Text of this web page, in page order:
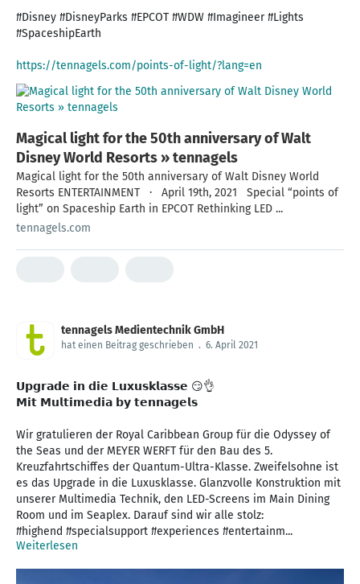
#Disney #DisneyParks #EPCOT #WDW #Imagineer #Lights
#SpaceshipEarth
https://tennagels.com/points-of-light/?lang=en
Magical light for the 50th anniversary of Walt
Disney World Resorts » tennagels
Magical light for the 50th anniversary of Walt Disney World
Resorts ENTERTAINMENT · April 19th, 2021 Special “points of
light” on Spaceship Earth in EPCOT Rethinking LED ...
tennagels.com
tennagels Medientechnik GmbH
hat einen Beitrag geschrieben . 6. April 2021
𝗨𝗽𝗴𝗿𝗮𝗱𝗲 𝗶𝗻 𝗱𝗶𝗲 𝗟𝘂𝘅𝘂𝘀𝗸𝗹𝗮𝘀𝘀𝗲 😏👌
𝗠𝗶𝘁 𝗠𝘂𝗹𝘁𝗶𝗺𝗲𝗱𝗶𝗮 𝗯𝘆 𝘁𝗲𝗻𝗻𝗮𝗴𝗲𝗹𝘀
Wir gratulieren der Royal Caribbean Group für die Odyssey of
the Seas und der MEYER WERFT für den Bau des 5.
Kreuzfahrtschiffes der Quantum-Ultra-Klasse. Zweifelsohne ist
es das Upgrade in die Luxusklasse. Glanzvolle Konstruktion mit
unserer Multimedia Technik, den LED-Screens im Main Dining
Room und im Seaplex. Darauf sind wir alle stolz:
#highend #specialsupport #experiences #entertainm...
Weiterlesen